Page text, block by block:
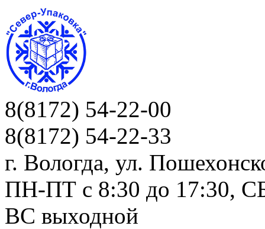
8(8172) 54-22-00
8(8172) 54-22-33
г. Вологда, ул.
ПН-ПТ c 8:30 до 17:30,
ВС выходной